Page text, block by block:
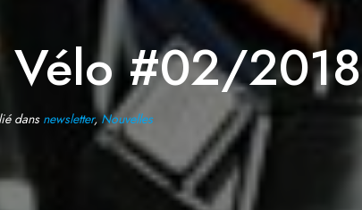
Vélo #02/2018
dans newsletter,Nouvelles